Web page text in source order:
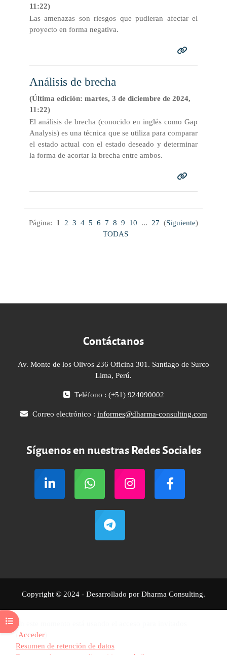
Abrir índice del curso
11:22)
Las amenazas son riesgos que pudieran afectar el
proyecto en forma negativa.
Análisis de brecha
(Última edición: martes, 3 de diciembre de 2024,
11:22)
El análisis de brecha (conocido en inglés como Gap
Analysis) es una técnica que se utiliza para comparar
el estado actual con el estado deseado y determinar
la forma de acortar la brecha entre ambos.
Página: 1 2 3 4 5 6 7 8 9 10 ... 27 (Siguiente)
TODAS
Contáctanos
Av. Monte de los Olivos 236 Oficina 301. Santiago de Surco
Lima, Perú.
Teléfono : (+51) 924090002
Correo electrónico : informes@dharma-consulting.com
Síguenos en nuestras Redes Sociales
Copyright © 2024 - Desarrollado por Dharma Consulting.
En este momento está usando el acceso para invitados
Acceder
Resumen de retención de datos